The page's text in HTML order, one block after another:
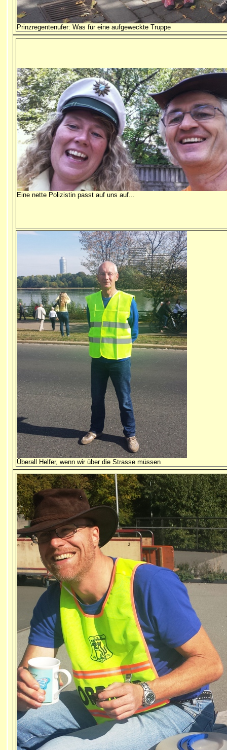
Prinzregentenufer: Was für eine aufgeweckte Truppe
Eine nette Polizistin passt auf uns auf...
Überall Helfer, wenn wir über die Strasse müssen